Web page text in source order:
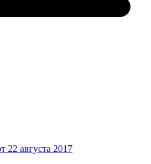
22 августа 2017